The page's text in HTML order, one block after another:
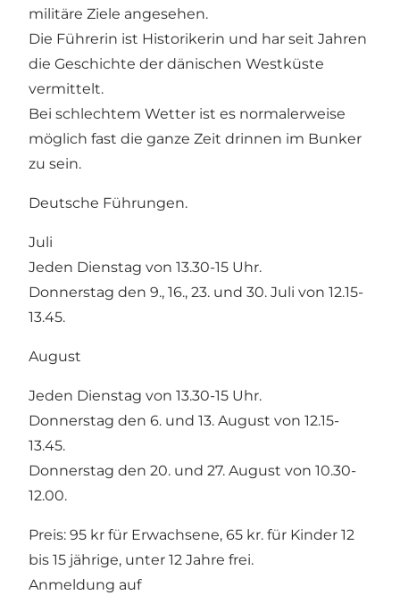
militäre Ziele angesehen.
Die Führerin ist Historikerin und har seit Jahren
die Geschichte der dänischen Westküste
vermittelt.
Bei schlechtem Wetter ist es normalerweise
möglich fast die ganze Zeit drinnen im Bunker
zu sein.
Deutsche Führungen.
Juli
Jeden Dienstag von 13.30-15 Uhr.
Donnerstag den 9., 16., 23. und 30. Juli von 12.15-
13.45.
August
Jeden Dienstag von 13.30-15 Uhr.
Donnerstag den 6. und 13. August von 12.15-
13.45.
Donnerstag den 20. und 27. August von 10.30-
12.00.
Preis: 95 kr für Erwachsene, 65 kr. für Kinder 12
bis 15 jährige, unter 12 Jahre frei.
Anmeldung auf